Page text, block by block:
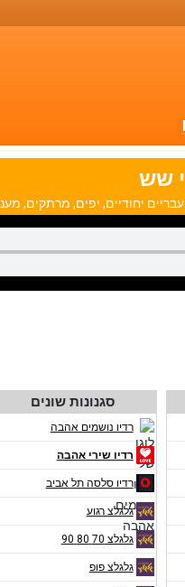
שש
יחודיים, יפים, מרתקים,
סגנונות שונים
רדיו נושמים אהבה
רדיו שירי אהבה
רדיו סלסה תל אביב
גלגלצ רגוע
גלגלצ 70 80 90
גלגלצ פופ